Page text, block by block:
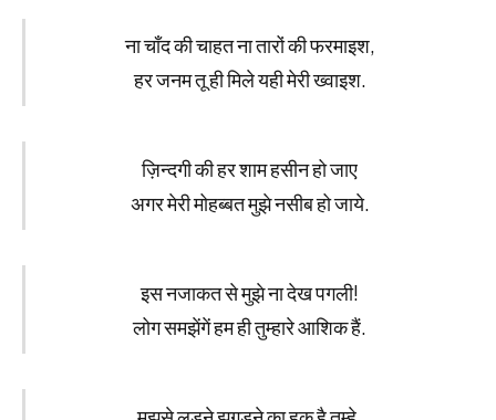
ना चाँद की चाहत ना तारों की फरमाइश,
हर जनम तू ही मिले यही मेरी ख्वाइश.
ज़िन्दगी की हर शाम हसीन हो जाए
अगर मेरी मोहब्बत मुझे नसीब हो जाये.
इस नजाकत से मुझे ना देख पगली!
लोग समझेंगें हम ही तुम्हारे आशिक हैं.